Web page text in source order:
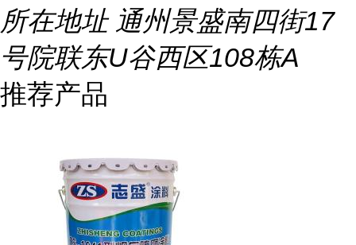
所在地址通州景盛南四街17
号院联东U谷西区108栋A
推荐产品